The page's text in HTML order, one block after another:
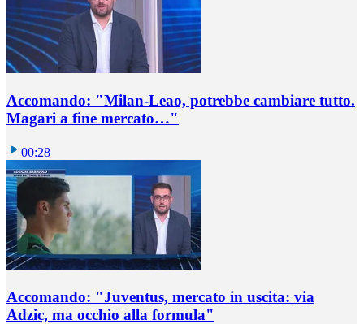
Accomando: "Milan-Leao, potrebbe cambiare tutto.
Magari a fine mercato…"
00:28
Accomando: "Juventus, mercato in uscita: via
Adzic, ma occhio alla formula"